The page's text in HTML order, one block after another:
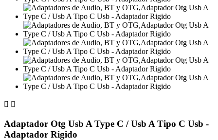
 
Adaptador Otg Usb A Type C / Usb A Tipo C Usb -
Adaptador Rigido